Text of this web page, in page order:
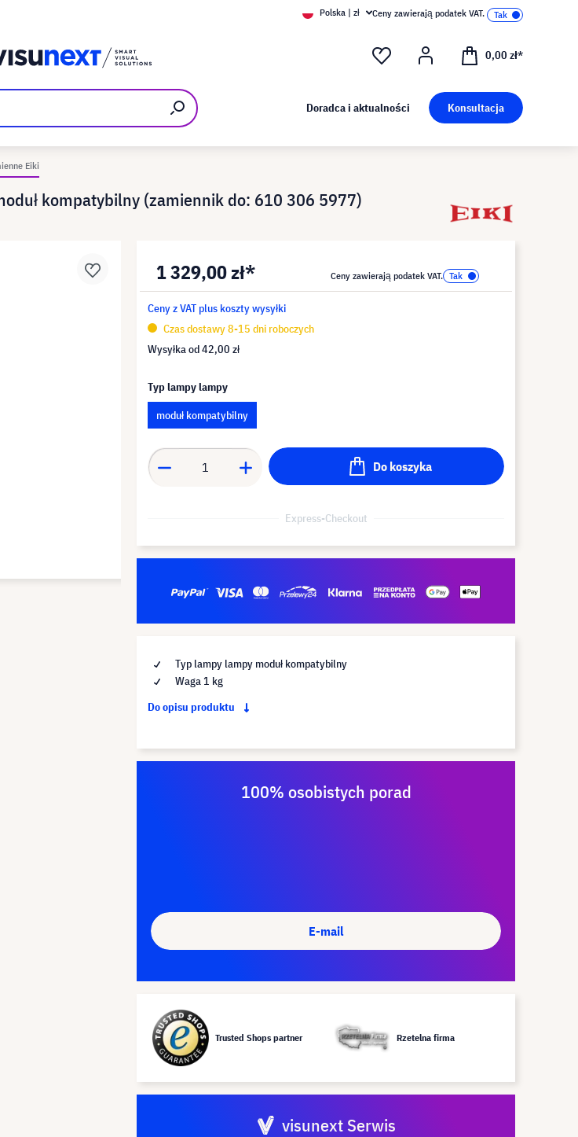
Polska | zł Ceny zawierają podatek VAT.
0,00 zł*
Doradca i aktualności Konsultacja
Eiki
kompatybilny (zamiennik do: 610 306 5977)
1 329,00 zł* Ceny zawierają podatek VAT.
Ceny z VAT plus koszty wysyłki
Czas dostawy 8-15 dni roboczych
Wysyłka od42,00 zł
Typ lampy lampy
moduł kompatybilny
Do koszyka
Express-Checkout
Typ lampy lampy moduł kompatybilny
Waga 1 kg
Do opisu produktu
100% osobistych porad
E-mail
Trusted Shops partner Rzetelna firma
visunext Serwis